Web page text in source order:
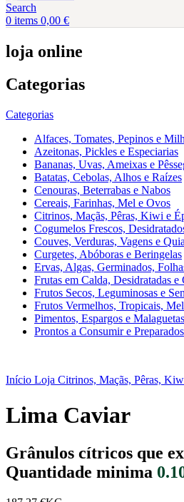
Search
0 items 0,00 €
loja online
Categorias
Categorias
Alfaces, Tomates, Pepinos e
Azeitonas, Pickles e Especiarias
Bananas, Uvas, Ameixas e
Batatas, Cebolas, Alhos e Raízes
Cenouras, Beterrabas e Nabos
Cereais, Farinhas, Mel e Ovos
Citrinos, Maçãs, Pêras, Kiwi e
Cogumelos Frescos,
Couves, Verduras, Vagens e
Curgetes, Abóboras e Beringelas
Ervas, Algas, Germinados,
Frutas em Calda, Desidratadas e
Frutos Secos, Leguminosas e
Frutos Vermelhos, Tropicais,
Pimentos, Espargos e Malaguetas
Prontos a Consumir e Preparados
Início Loja Citrinos, Maçãs, Pêras,
Lima Caviar
Grânulos cítricos que
Quantidade minima